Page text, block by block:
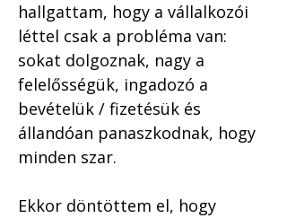
hallgattam, hogy a vállalkozói
léttel csak a probléma van:
sokat dolgoznak, nagy a
felelősségük, ingadozó a
bevételük / fizetésük és
állandóan panaszkodnak, hogy
minden szar.
Ekkor döntöttem el, hogy